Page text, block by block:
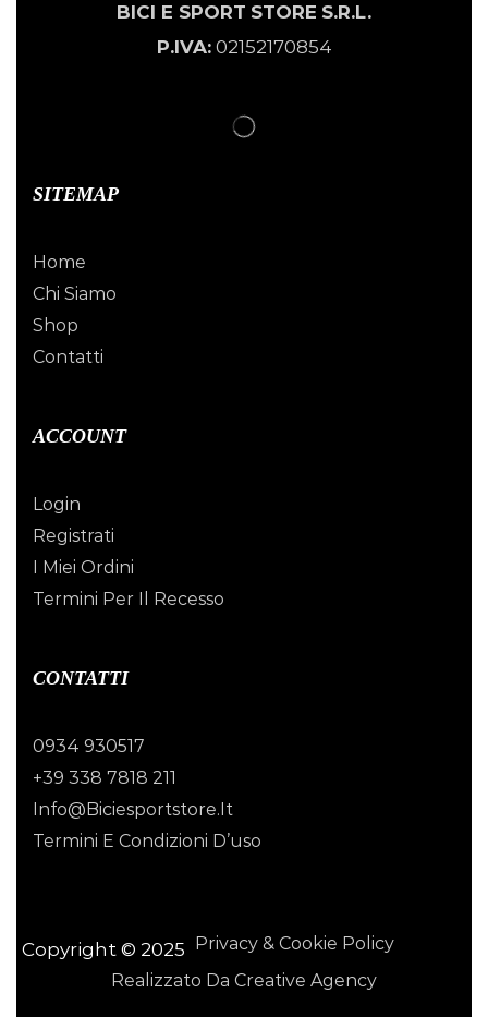
BICI E SPORT STORE S.R.L.
P.IVA:02152170854
SITEMAP
Home
Chi Siamo
Shop
Contatti
ACCOUNT
Login
Registrati
I Miei Ordini
Termini Per Il Recesso
CONTATTI
0934 930517
+39 338 7818 211
Info@biciesportstore.it
Termini E Condizioni D’uso
Copyright © 2025 Privacy & Cookie Policy
Realizzato Da Creative Agency